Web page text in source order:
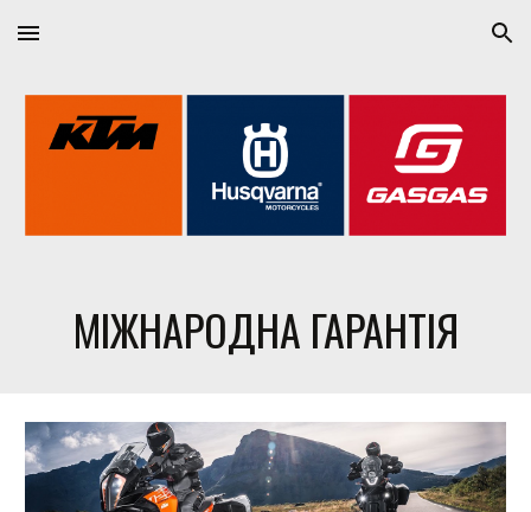
Skip to main content Skip to navigation
МІЖНАРОДНА ГАРАНТІЯ